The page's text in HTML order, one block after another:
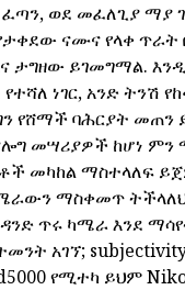
ወደ መፈለጊያ ማያ
ናሙና የላቀ ጥራት
ታግዘው ይገመግማል.
ነገር, አንድ ትንሽ
የሸማች ባሕርያት መጠን
መሣሪያዎች ከሆነ ምን
መካከል ማስተላለፍ
ማስቀመጥ ትችላለህ
ጥሩ ካሜራ እንደ
አገኘ;
የሚተካ ይህም